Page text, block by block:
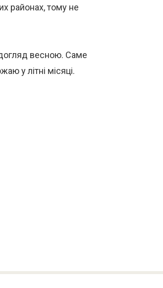
районах, тому не
весною. Саме
у літні місяці.